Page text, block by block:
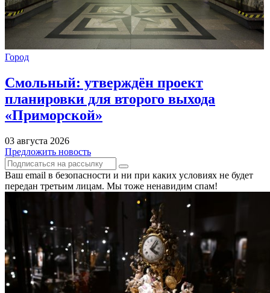
Город
Смольный: утверждён проект
планировки для второго выхода
«Приморской»
03 августа 2026
Предложить новость
Ваш email в безопасности и ни при каких условиях не будет
передан третьим лицам. Мы тоже ненавидим спам!